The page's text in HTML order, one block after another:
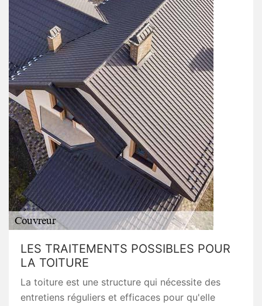
LES TRAITEMENTS POSSIBLES POUR
LA TOITURE
La toiture est une structure qui nécessite des
entretiens réguliers et efficaces pour qu'elle